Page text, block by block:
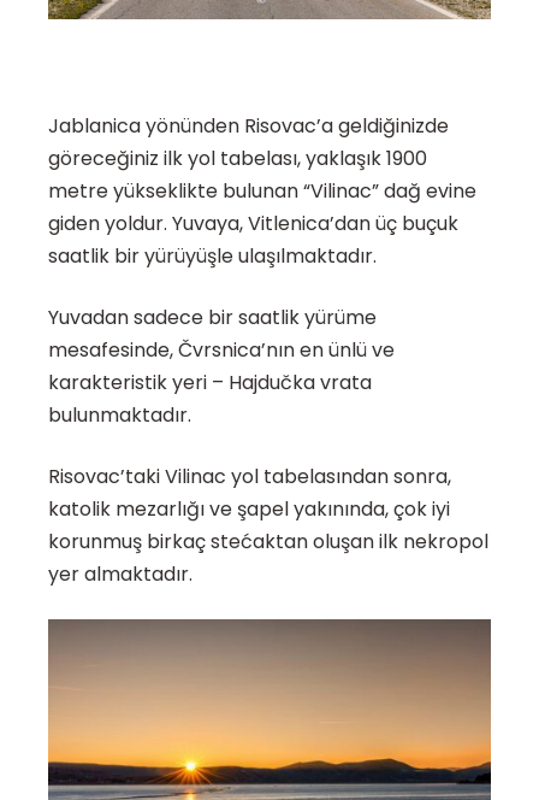
Jablanica yönünden Risovac’a geldiğinizde
göreceğiniz ilk yol tabelası, yaklaşık 1900
metre yükseklikte bulunan “Vilinac” dağ evine
giden yoldur. Yuvaya, Vitlenica’dan üç buçuk
saatlik bir yürüyüşle ulaşılmaktadır.
Yuvadan sadece bir saatlik yürüme
mesafesinde, Čvrsnica’nın en ünlü ve
karakteristik yeri – Hajdučka vrata
bulunmaktadır.
Risovac’taki Vilinac yol tabelasından sonra,
katolik mezarlığı ve şapel yakınında, çok iyi
korunmuş birkaç stećaktan oluşan ilk nekropol
yer almaktadır.